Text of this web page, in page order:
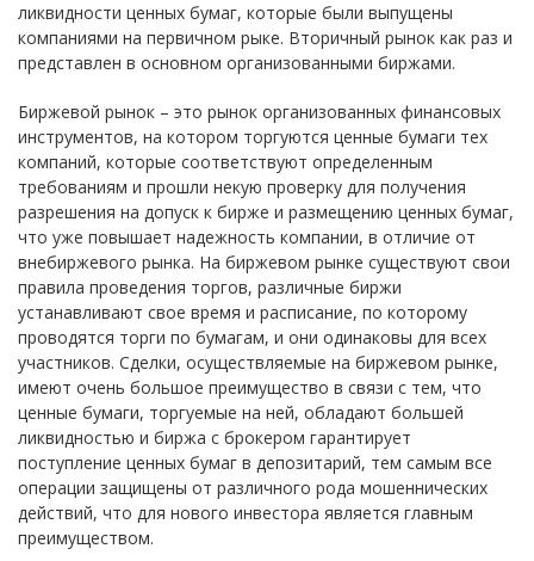
ликвидности ценных бумаг, которые были выпущены
компаниями на первичном рыке. Вторичный рынок как раз и
представлен в основном организованными биржами.
Биржевой рынок – это рынок организованных финансовых
инструментов, на котором торгуются ценные бумаги тех
компаний, которые соответствуют определенным
требованиям и прошли некую проверку для получения
разрешения на допуск к бирже и размещению ценных бумаг,
что уже повышает надежность компании, в отличие от
внебиржевого рынка. На биржевом рынке существуют свои
правила проведения торгов, различные биржи
устанавливают свое время и расписание, по которому
проводятся торги по бумагам, и они одинаковы для всех
участников. Сделки, осуществляемые на биржевом рынке,
имеют очень большое преимущество в связи с тем, что
ценные бумаги, торгуемые на ней, обладают большей
ликвидностью и биржа с брокером гарантирует
поступление ценных бумаг в депозитарий, тем самым все
операции защищены от различного рода мошеннических
действий, что для нового инвестора является главным
преимуществом.